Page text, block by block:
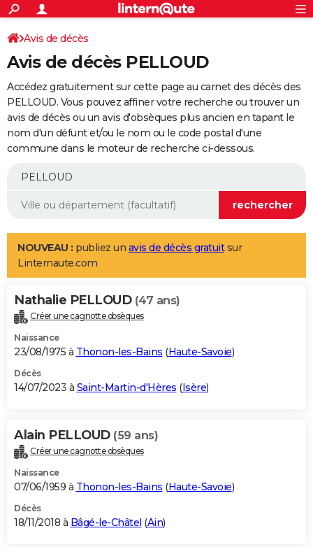
ACTUALITÉS
Politique
Société
Faits Divers
Education
Monde
Villes
+
SPORT
Coupe du monde 2026
Football
Tennis
Cyclisme
Rugby
Forum
Programme TV
TNT
Streaming
Cinéma
Sorties cinéma
Musique
+
FINANCE
Retraite
Epargne
Immobilier
Risques naturels par ville
Banque
Assurance
AUTO
Essais
Réserver un essai
Citadines
Berlines
SUV
Forum auto
+
Mobiles
Meilleur smartphone
Internet
Ordinateurs
Jeux vidéo
Guide high-tech
Aménagement intérieur
LIFESTYLE
Art de vivre
Bien-être
Loisirs
Mode
Modes de vie
Alimentation
Guide de la santé
Maladies
Médicaments
Sommeil
VOYAGE
Destinations
City break
Voyage nature
Voyage de noces
Forum
Climat
+PHOTO
GUIDES D'ACHAT
BONS PLANS
Carte de Noël
Carte Bonne année
Carte Saint-Valentin
Carte Pâques
Carte d'anniversaire
DICTIONNAIRE
Dictionnaire
Biographies
Citations
Expressions
Proverbes
PROGRAMME TV
S'inscrire
Se connecter
Lycées
Collèges
Primaires
Universités
Entreprises
Service militaire
Avis de recherche
AVIS DE DÉCÈS
Avis de décès
Avis de décès PELLOUD
Accédez gratuitement sur cette page au carnet des décès des
PELLOUD. Vous pouvez affiner votre recherche ou trouver un
avis de décès ou un avis d'obsèques plus ancien en tapant le
nom d'un défunt et/ou le nom ou le code postal d'une
commune dans le moteur de recherche ci-dessous.
NOUVEAU : publiez un avis de décès gratuitsur
Linternaute.com
Nathalie PELLOUD (47 ans)
Créer une cagnotte obsèques
Naissance
23/08/1975 à Thonon-les-Bains (Haute-Savoie)
Décès
14/07/2023 à Saint-Martin-d'Hères (Isère)
Alain PELLOUD (59 ans)
Créer une cagnotte obsèques
Naissance
07/06/1959 à Thonon-les-Bains (Haute-Savoie)
Décès
18/11/2018 à Bâgé-le-Châtel (Ain)